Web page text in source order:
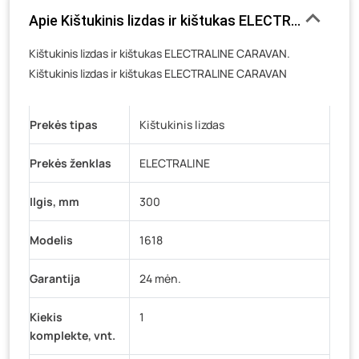
Veteranų g. 11, Visaginas- 0 vienetų
Baravykų g. 1, Druskininkai- 0 vienetų
Vilniaus g. 89D, Ukmergė - 0 vienetų
K. Donelaičio g. 17, Rokiškis
Šaltupės g. 64, Zarasai- 0 vienetų
Apie Kištukinis lizdas ir kištukas ELECTRALINE
Kištukinis lizdas ir kištukas ELECTRALINE CARAVAN.
Kištukinis lizdas ir kištukas ELECTRALINE CARAVAN
Prekės tipas Kištukinis lizdas
Prekės ženklas ELECTRALINE
Ilgis, mm 300
Modelis 1618
Garantija 24 mėn.
Kiekis
komplekte, vnt.
1